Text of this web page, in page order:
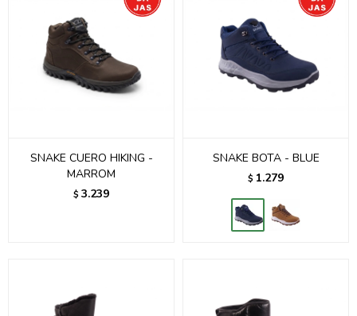
SNAKE CUERO HIKING -
MARROM
$ 3.239
SNAKE BOTA - BLUE
$ 1.279